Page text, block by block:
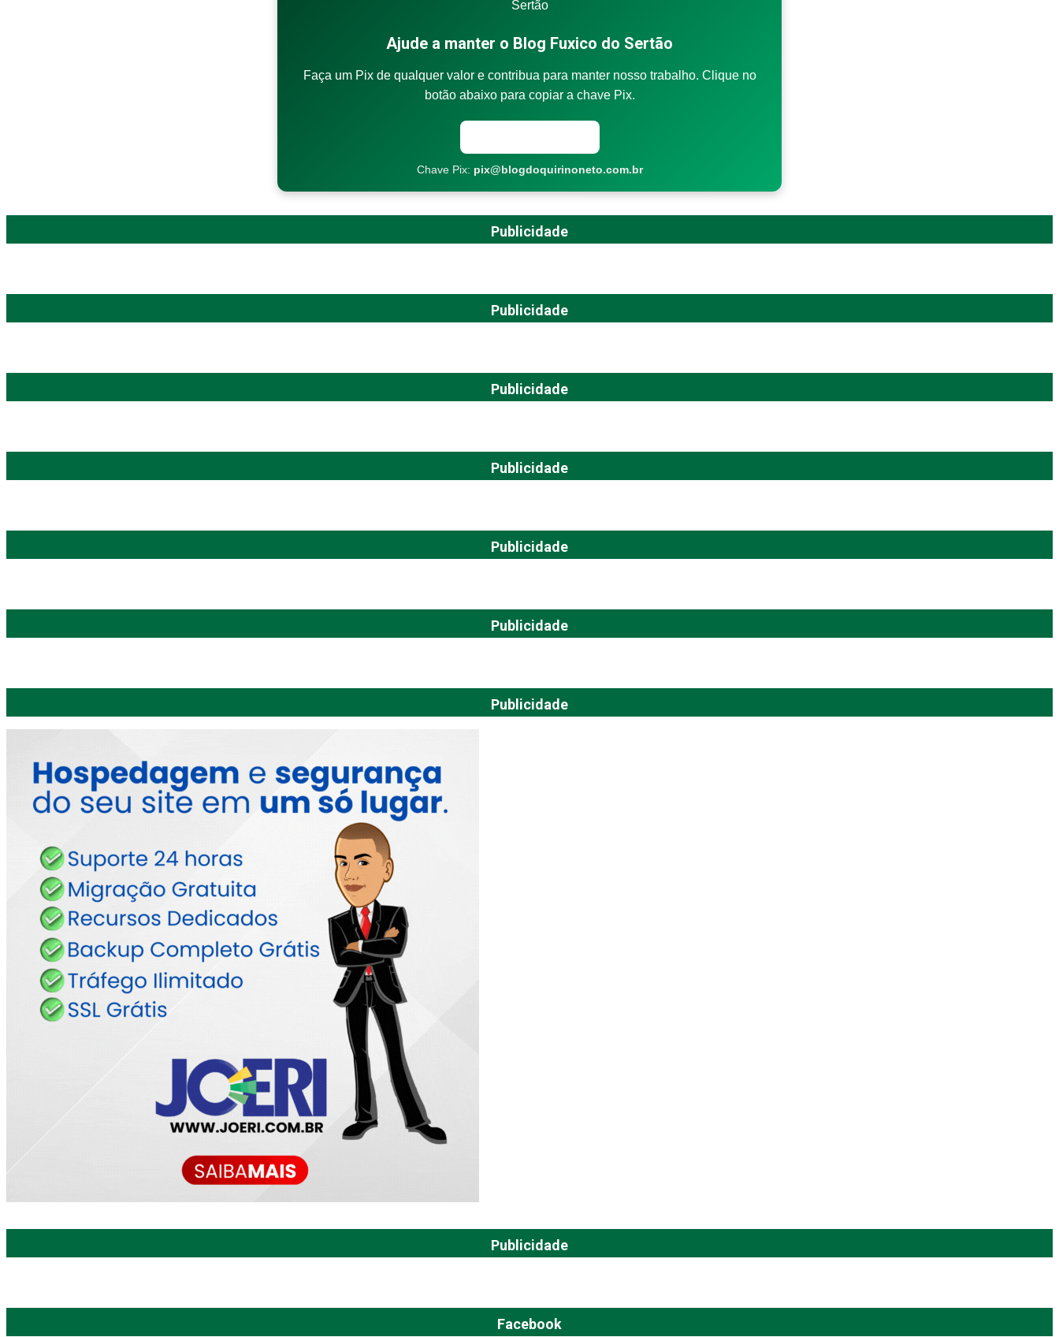
Ajude a manter o Blog Fuxico do Sertão
Faça um Pix de qualquer valor e contribua para manter nosso trabalho. Clique no
botão abaixo para copiar a chave Pix.
Chave Pix: pix@blogdoquirinoneto.com.br
Publicidade
Publicidade
Publicidade
Publicidade
Publicidade
Publicidade
Publicidade
Publicidade
Facebook